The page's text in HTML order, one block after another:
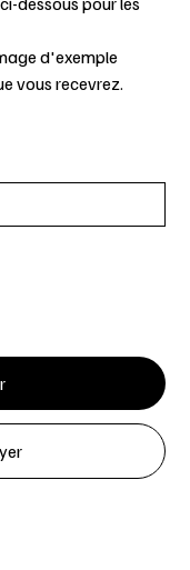
d'exemple
vous recevrez.